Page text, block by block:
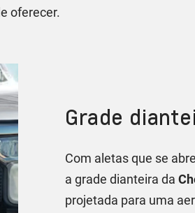
oferecer.
Grade
Com aletas que se
a grade dianteira da
projetada para uma